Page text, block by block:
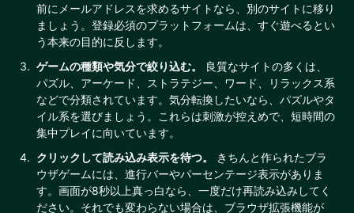
前にメールアドレスを求めるサイトなら、別のサイトに移り
ましょう。登録必須のプラットフォームは、すぐ遊べるとい
う本来の目的に反します。
ゲームの種類や気分で絞り込む。
良質なサイトの多くは、
パズル、アーケード、ストラテジー、ワード、リラックス系
などで分類されています。気分転換したいなら、パズルやタ
イル系を選びましょう。これらは刺激が控えめで、短時間の
集中プレイに向いています。
クリックして読み込み表示を待つ。
きちんと作られたブラ
ウザゲームには、進行バーやパーセンテージ表示がありま
す。画面が8秒以上真っ白なら、一度だけ再読み込みしてく
ださい。それでも変わらない場合は、ブラウザ拡張機能が